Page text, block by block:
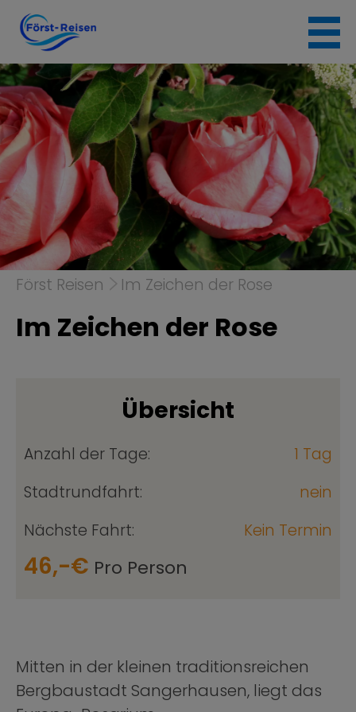
Skip
content
Först Reisen Im Zeichen der Rose
Im Zeichen der Rose
Übersicht
Anzahl der Tage:
1 Tag
Stadtrundfahrt:
nein
Nächste Fahrt:
Kein Termin
46,-€ Pro Person
Mitten in der kleinen traditionsreichen
Bergbaustadt Sangerhausen, liegt das